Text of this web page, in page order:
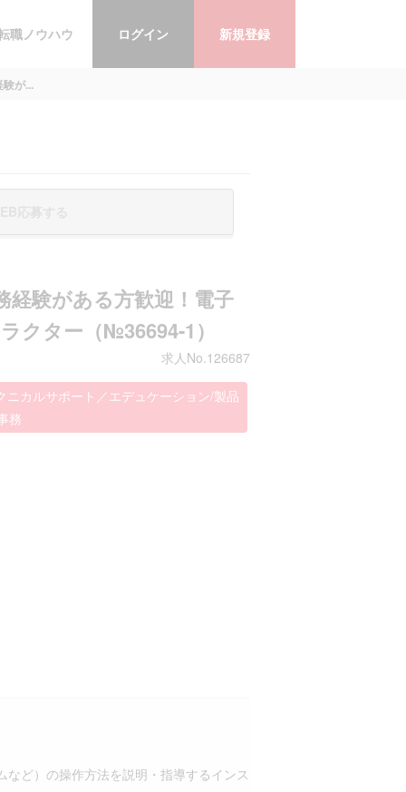
職ノウハウ ログイン 新規登録
験が...
経験がある方歓迎！電子
クター（№36694-1）
求人No.126687
カルサポート／エデュケーション/製品
務
ど）の操作方法を説明・指導するインス